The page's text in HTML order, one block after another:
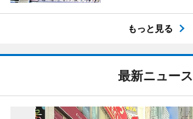
もっと見る
最新ニュース